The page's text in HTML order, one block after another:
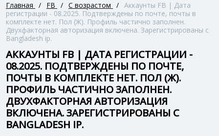
Главная / FB / С возрастом / Аккаунты FB | Дата
регистрации - 08.2025. Подтверждены по почте, почты в
комплекте нет. Пол (Ж). Профиль частично заполнен.
Двухфакторная авторизация включена. Зарегистрированы с
Bangladesh ip.
АККАУНТЫ FB | ДАТА РЕГИСТРАЦИИ -
08.2025. ПОДТВЕРЖДЕНЫ ПО ПОЧТЕ,
ПОЧТЫ В КОМПЛЕКТЕ НЕТ. ПОЛ (Ж).
ПРОФИЛЬ ЧАСТИЧНО ЗАПОЛНЕН.
ДВУХФАКТОРНАЯ АВТОРИЗАЦИЯ
ВКЛЮЧЕНА. ЗАРЕГИСТРИРОВАНЫ С
BANGLADESH IP.